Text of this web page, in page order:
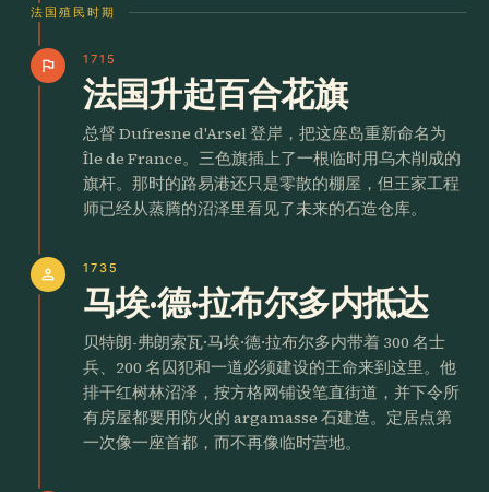
法国殖民时期
flag 1715
法国升起百合花旗
总督 Dufresne d'Arsel 登岸，把这座岛重新命名为
Île de France。三色旗插上了一根临时用乌木削成的
旗杆。那时的路易港还只是零散的棚屋，但王家工程
师已经从蒸腾的沼泽里看见了未来的石造仓库。
person 1735
马埃·德·拉布尔多内抵达
贝特朗-弗朗索瓦·马埃·德·拉布尔多内带着 300 名士
兵、200 名囚犯和一道必须建设的王命来到这里。他
排干红树林沼泽，按方格网铺设笔直街道，并下令所
有房屋都要用防火的 argamasse 石建造。定居点第
一次像一座首都，而不再像临时营地。